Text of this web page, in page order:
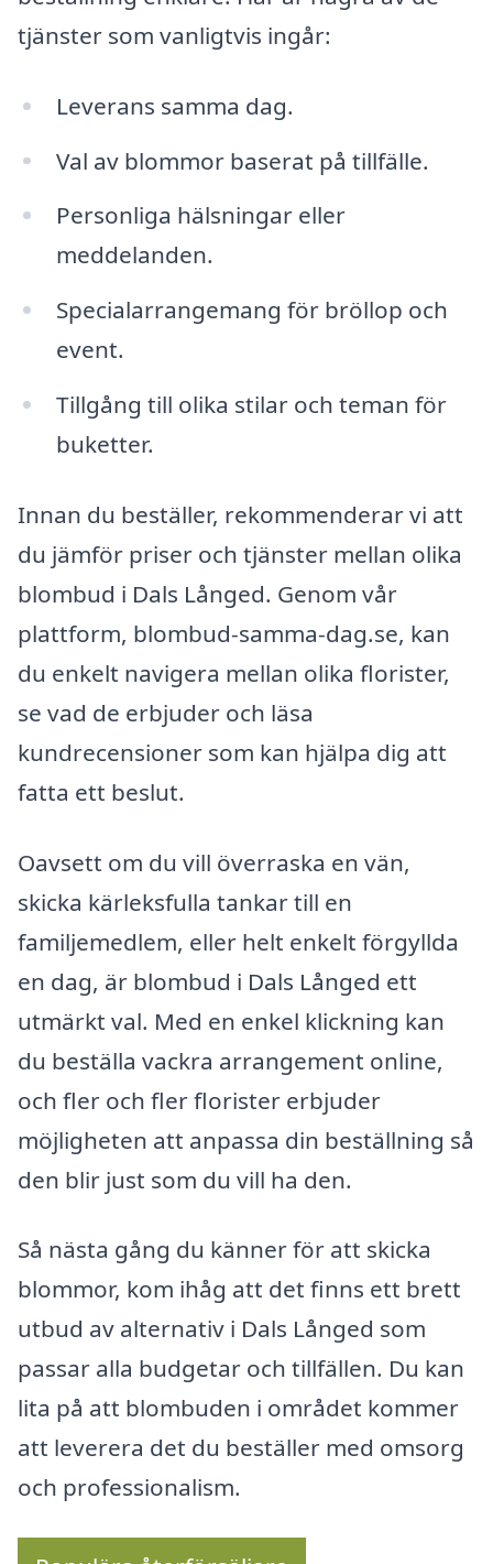
tjänster som vanligtvis ingår:
Leverans samma dag.
Val av blommor baserat på tillfälle.
Personliga hälsningar eller
meddelanden.
Specialarrangemang för bröllop och
event.
Tillgång till olika stilar och teman för
buketter.
Innan du beställer, rekommenderar vi att
du jämför priser och tjänster mellan olika
blombud i Dals Långed. Genom vår
plattform, blombud-samma-dag.se, kan
du enkelt navigera mellan olika florister,
se vad de erbjuder och läsa
kundrecensioner som kan hjälpa dig att
fatta ett beslut.
Oavsett om du vill överraska en vän,
skicka kärleksfulla tankar till en
familjemedlem, eller helt enkelt förgyllda
en dag, är blombud i Dals Långed ett
utmärkt val. Med en enkel klickning kan
du beställa vackra arrangement online,
och fler och fler florister erbjuder
möjligheten att anpassa din beställning så
den blir just som du vill ha den.
Så nästa gång du känner för att skicka
blommor, kom ihåg att det finns ett brett
utbud av alternativ i Dals Långed som
passar alla budgetar och tillfällen. Du kan
lita på att blombuden i området kommer
att leverera det du beställer med omsorg
och professionalism.